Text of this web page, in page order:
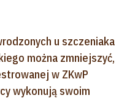
u szczeniaka
można zmniejszyć,
w ZKwP
wykonują swoim